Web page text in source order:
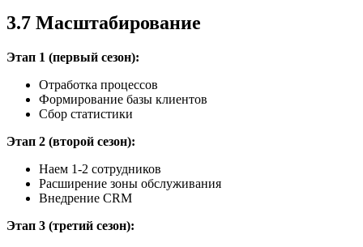
3.7 Масштабирование
Этап 1 (первый сезон):
Отработка процессов
Формирование базы клиентов
Сбор статистики
Этап 2 (второй сезон):
Наем 1-2 сотрудников
Расширение зоны обслуживания
Внедрение CRM
Этап 3 (третий сезон):